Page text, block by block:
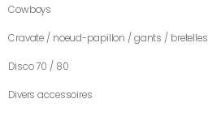
Cowboys
Cravate / noeud-papillon / gants / bretelles
Disco 70 / 80
Divers accessoires